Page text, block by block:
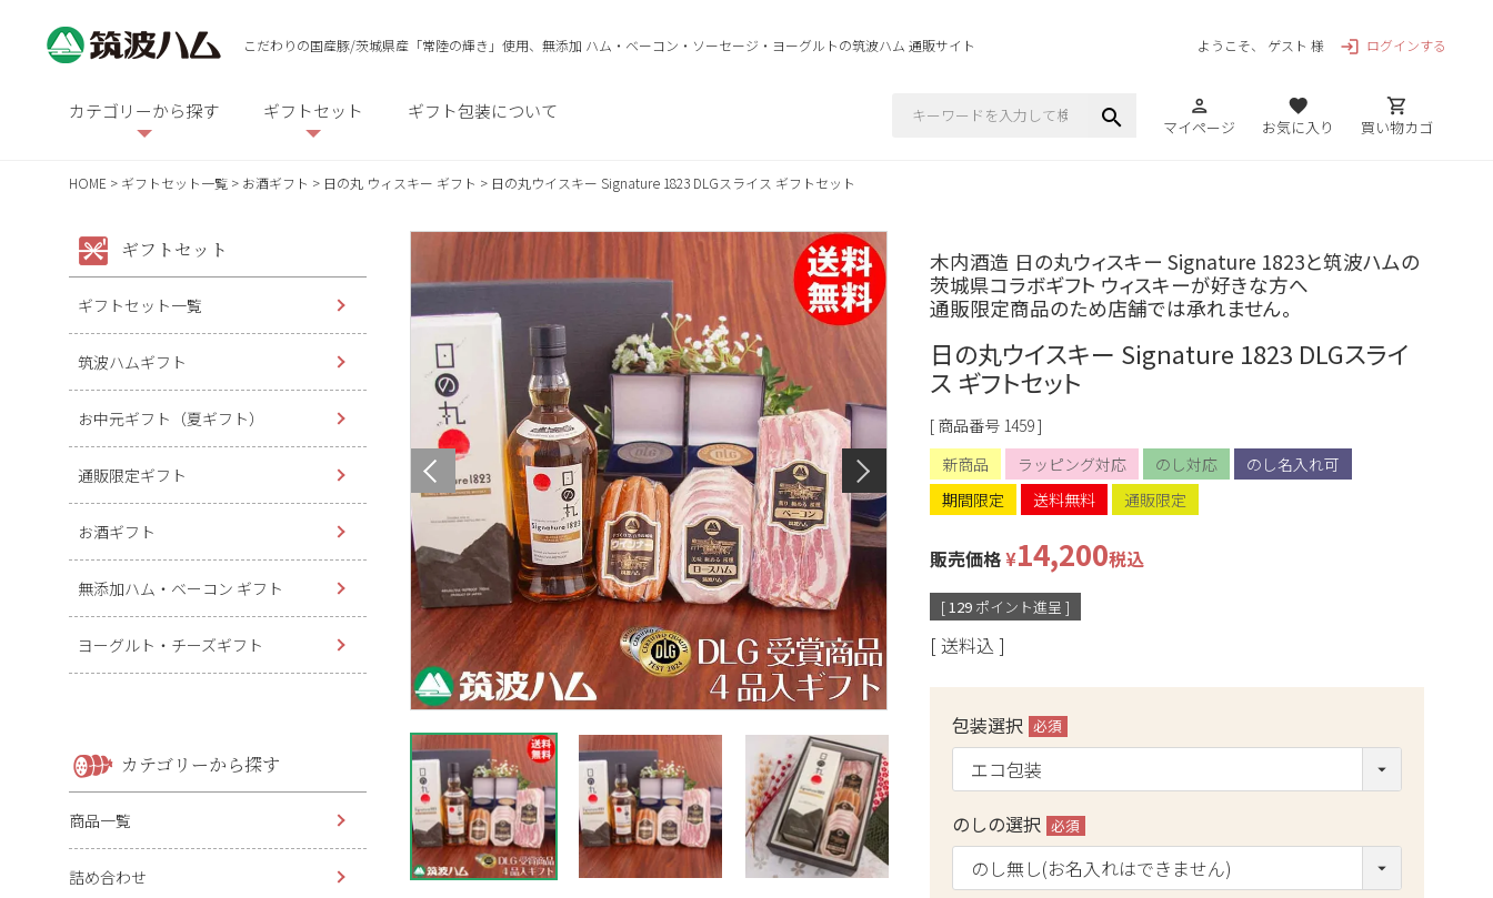
こだわりの国産豚/茨城県産「常陸の輝き」使用、無添加 ハム・ベーコン・ソーセージ・ヨーグルトの筑波ハム 通販サイト ようこそ、 ゲスト 様 login ログインする
カテゴリーから探す ギフトセット ギフト包装について search person
マイページ
favorite
お気に入り
shopping_cart
買い物カゴ
HOME ギフトセット一覧 お酒ギフト 日の丸 ウィスキー ギフト 日の丸ウイスキー Signature 1823 DLGスライス ギフトセット
ギフトセット
ギフトセット一覧
筑波ハムギフト
お中元ギフト（夏ギフト）
通販限定ギフト
お酒ギフト
無添加ハム・ベーコン ギフト
ヨーグルト・チーズギフト
カテゴリーから探す
商品一覧
詰め合わせ
木内酒造 日の丸ウィスキー Signature 1823と筑波ハムの
茨城県コラボギフト ウィスキーが好きな方へ
通販限定商品のため店舗では承れません。
日の丸ウイスキー Signature 1823 DLGスライ
ス ギフトセット
商品番号 1459
新商品
ラッピング対応 のし対応
のし名入れ可
期間限定
送料無料 通販限定
販売価格¥14,200税込
[ 129 ポイント進呈 ]
送料込
包装選択
(必
須)
のしの選択
(必
須)